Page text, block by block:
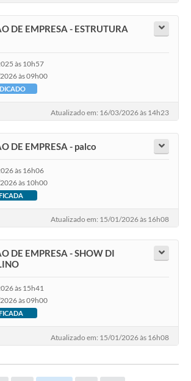
DE EMPRESA - ESTRUTURA
às 10h57
às 09h00
Atualizado em: 16/03/2026 às 14h23
DE EMPRESA - palco
às 16h06
às 10h00
Atualizado em: 15/01/2026 às 16h08
DE EMPRESA - SHOW DI
às 15h41
às 09h00
Atualizado em: 15/01/2026 às 16h08